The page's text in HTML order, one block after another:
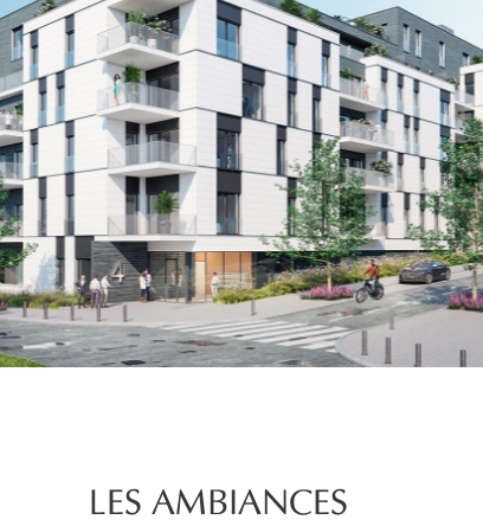
LES AMBIANCES